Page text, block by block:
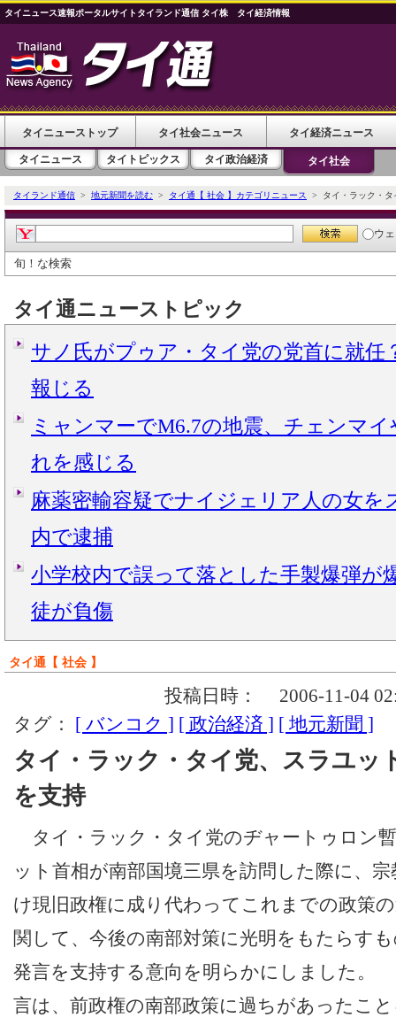
タイニュース速報ポータルサイトタイランド通信 タイ株 タイ経済情報
タイニューストップ タイ社会ニュース タイ経済ニュース
タイニュース タイトピックス タイ政治経済 タイ社会
タイランド通信 > 地元新聞を読む > タイ通【 社会 】カテゴリニュース > タイ・ラック・タ
ウ
旬！な検索
タイ通ニューストピック
サノ氏がプゥア・タイ党の党首に就
報じる
ミャンマーでM6.7の地震、チェンマ
れを感じる
麻薬密輸容疑でナイジェリア人の女を
内で逮捕
小学校内で誤って落とした手製爆弾が
徒が負傷
タイ通【 社会 】
投稿日時：
2006-11-04
タグ： [ バンコク ] [ 政治経済 ] [ 地元新聞 ]
タイ・ラック・タイ党、スラユッ
を支持
タイ・ラック・タイ党のヂャートゥロン
ット首相が南部国境三県を訪問した際に、
け現旧政権に成り代わってこれまでの政策
関して、今後の南部対策に光明をもたらす
発言を支持する意向を明らかにしました。
言は、前政権の南部政策に過ちがあったこ